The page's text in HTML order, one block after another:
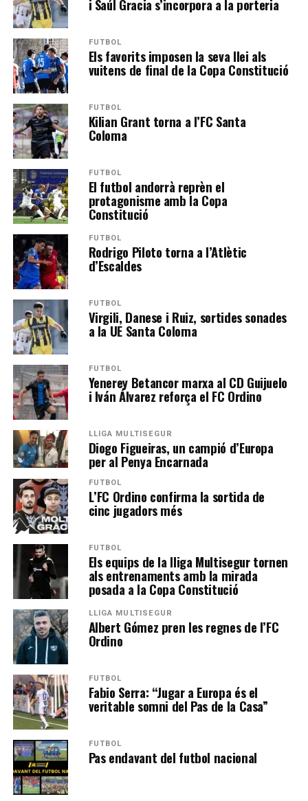
i Saúl Gracia s’incorpora a la porteria
FUTBOL
Els favorits imposen la seva llei als
vuitens de final de la Copa Constitució
FUTBOL
Kilian Grant torna a l’FC Santa
Coloma
FUTBOL
El futbol andorrà reprèn el
protagonisme amb la Copa
Constitució
FUTBOL
Rodrigo Piloto torna a l’Atlètic
d’Escaldes
FUTBOL
Virgili, Danese i Ruiz, sortides sonades
a la UE Santa Coloma
FUTBOL
Yenerey Betancor marxa al CD Guijuelo
i Iván Álvarez reforça el FC Ordino
LLIGA MULTISEGUR
Diogo Figueiras, un campió d’Europa
per al Penya Encarnada
FUTBOL
L’FC Ordino confirma la sortida de
cinc jugadors més
FUTBOL
Els equips de la lliga Multisegur tornen
als entrenaments amb la mirada
posada a la Copa Constitució
LLIGA MULTISEGUR
Albert Gómez pren les regnes de l’FC
Ordino
FUTBOL
Fabio Serra: “Jugar a Europa és el
veritable somni del Pas de la Casa”
FUTBOL
Pas endavant del futbol nacional